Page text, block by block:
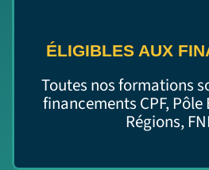
ÉLIGIBLES AUX
Toutes nos formations
financements CPF, Pôle
Régions,